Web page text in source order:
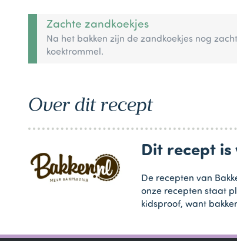
Zachte zandkoekjes
Na het bakken zijn de zandkoekjes nog
koektrommel.
Over dit recept
Dit recept is
De recepten van
onze recepten staat
kidsproof, want